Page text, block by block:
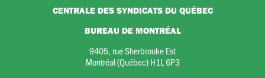
CENTRALE DES SYNDICATS DU QUÉBEC
BUREAU DE MONTRÉAL
9405, rue Sherbrooke Est
Montréal (Québec) H1L 6P3